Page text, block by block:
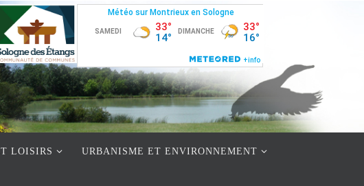
LOISIRS URBANISME ET ENVIRONNEMENT